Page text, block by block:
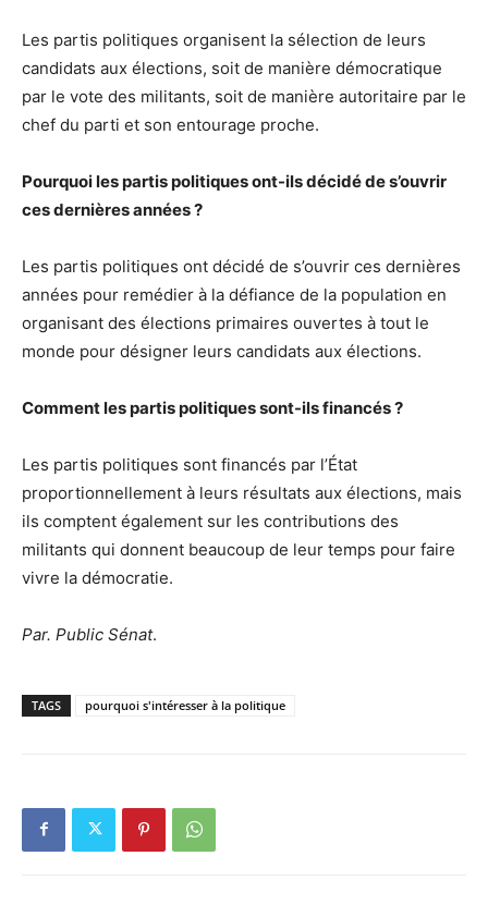
Les partis politiques organisent la sélection de leurs
candidats aux élections, soit de manière démocratique
par le vote des militants, soit de manière autoritaire par le
chef du parti et son entourage proche.
Pourquoi les partis politiques ont-ils décidé de s’ouvrir
ces dernières années ?
Les partis politiques ont décidé de s’ouvrir ces dernières
années pour remédier à la défiance de la population en
organisant des élections primaires ouvertes à tout le
monde pour désigner leurs candidats aux élections.
Comment les partis politiques sont-ils financés ?
Les partis politiques sont financés par l’État
proportionnellement à leurs résultats aux élections, mais
ils comptent également sur les contributions des
militants qui donnent beaucoup de leur temps pour faire
vivre la démocratie.
Par. Public Sénat.
TAGS pourquoi s'intéresser à la politique